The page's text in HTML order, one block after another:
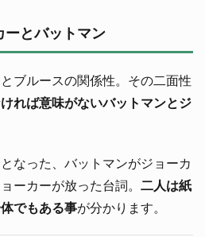
ーとバットマン
ブルースの関係性。その二面性
れば意味がないバットマンとジ
なった、バットマンがジョーカ
ーカーが放った台詞。 二人は紙
でもある事が分かります。